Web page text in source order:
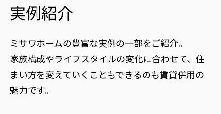
実例紹介
ミサワホームの豊富な実例の一部をご紹介。
家族構成やライフスタイルの変化に合わせて、住
まい方を変えていくこともできるのも賃貸併用の
魅力です。